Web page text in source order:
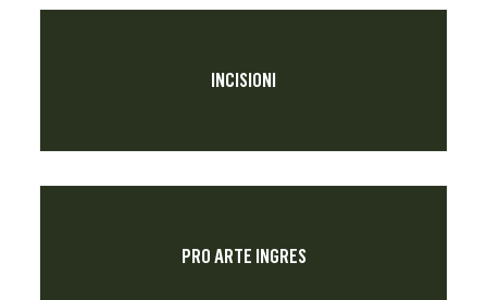
INCISIONI
PRO ARTE INGRES